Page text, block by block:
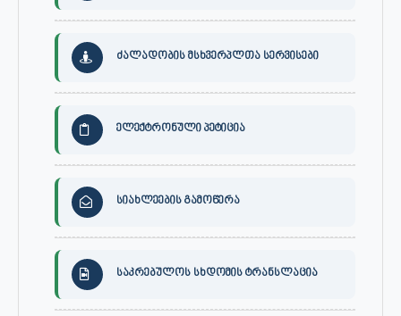
ძალადობის მსხვერპლთა სერვისები
ელექტრონული პეტიცია
სიახლეების გამოწერა
საკრებულოს სხდომის ტრანსლაცია